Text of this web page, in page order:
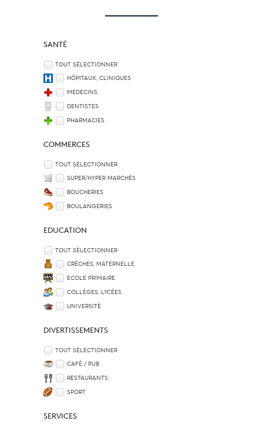
SANTÉ
TOUT SÉLECTIONNER
HÔPITAUX, CLINIQUES
MÉDECINS
DENTISTES
PHARMACIES
COMMERCES
TOUT SÉLECTIONNER
SUPER/HYPER MARCHÉS
BOUCHERIES
BOULANGERIES
EDUCATION
TOUT SÉLECTIONNER
CRÈCHES, MATERNELLE
ECOLE PRIMAIRE
COLLÈGES, LYCÉES
UNIVERSITÉ
DIVERTISSEMENTS
TOUT SÉLECTIONNER
CAFÉ / PUB
RESTAURANTS
SPORT
SERVICES